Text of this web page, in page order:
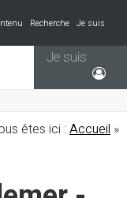
Recherche
Je suis
Je suis
êtes ici : Accueil »